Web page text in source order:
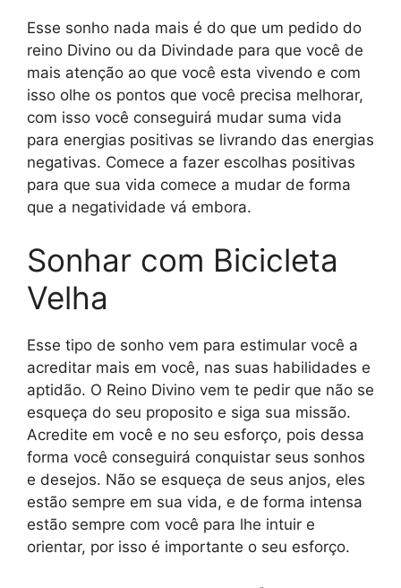
Esse sonho nada mais é do que um pedido do
reino Divino ou da Divindade para que você de
mais atenção ao que você esta vivendo e com
isso olhe os pontos que você precisa melhorar,
com isso você conseguirá mudar suma vida
para energias positivas se livrando das energias
negativas. Comece a fazer escolhas positivas
para que sua vida comece a mudar de forma
que a negatividade vá embora.
Sonhar com Bicicleta
Velha
Esse tipo de sonho vem para estimular você a
acreditar mais em você, nas suas habilidades e
aptidão. O Reino Divino vem te pedir que não se
esqueça do seu proposito e siga sua missão.
Acredite em você e no seu esforço, pois dessa
forma você conseguirá conquistar seus sonhos
e desejos. Não se esqueça de seus anjos, eles
estão sempre em sua vida, e de forma intensa
estão sempre com você para lhe intuir e
orientar, por isso é importante o seu esforço.